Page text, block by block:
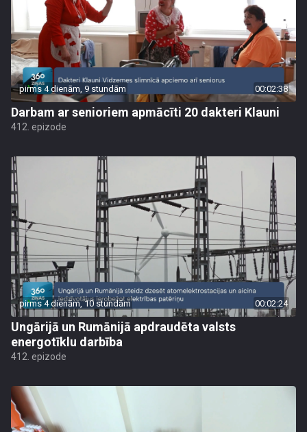
pirms 4 dienām, 9 stundām 00:02:38
Darbam ar senioriem apmācīti 20 dakteri Klauni
412. epizode
pirms 4 dienām, 10 stundām 00:02:24
Ungārijā un Rumānijā apdraudēta valsts
energotīklu darbība
412. epizode